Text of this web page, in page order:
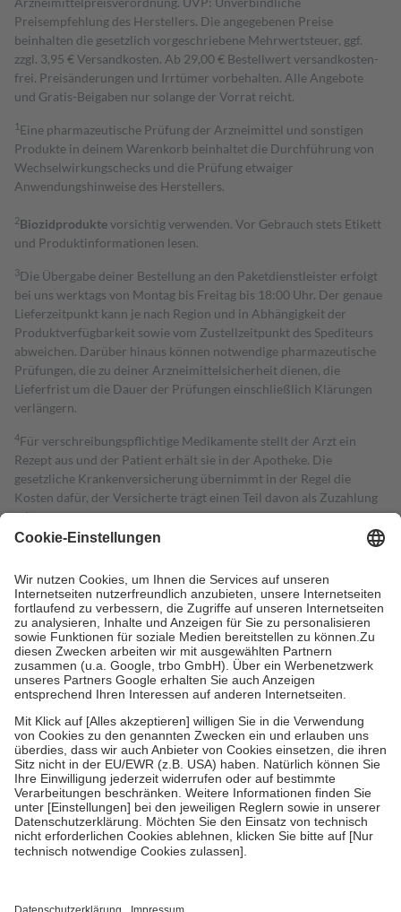
Preisempfehlung des Herstellers. Die angegebenen Preise
beinhalten die gesetzlich vorgeschriebene Mehrwertsteuer, ggf.
zzgl. 3,95 € Versandkosten. Ab 29,00 € Bestell­wert versand­kosten­
frei. Preisänderungen und Irrtümer vorbehalten. Alle Angebote
und Gratis-Beigaben nur solange der Vorrat reicht.
1 Eine pharmazeutische Prüfung der Arzneimittel und sonstigen
Produkte in deinem Warenkorb beinhaltet die Durchführung von
Wechselwirkungschecks und die Prüfung etwaiger
Anwendungshinweise des Herstellers.
2Biozidproduktevorsichtig verwenden. Vor Gebrauch stets Etikett
und Produktinformationen lesen.
3Die Übergabe deiner Bestellung an den Paketdienstleister erfolgt
bei uns werktags von Montag bis Freitag bis 18:00 Uhr. Der genaue
Lieferzeitpunkt kann je nach Region und in Abhängigkeit der
Produktverfügbarkeit sowie vom Zustellzeitpunkt des Spediteurs
abweichen. Darüber hinaus können notwendige pharmazeutische
Prüfungen, die zu deiner Arzneimittelsicherheit dienen, die
Lieferfrist um die Dauer der Prüfungen einschließlich Klärungen
verlängern.
4Für verschreibungspflichtige Medikamente stellt der Arzt ein
Rezept aus und der Patient erhält sie in der Apotheke. Die
gesetzliche Krankenversicherung übernimmt in der Regel die
Kosten dafür, der Versicherte trägt einen Teil davon als Zuzahlung
mit.
Grundsätzlich leisten Mitglieder Zuzahlungen in Höhe von zehn
höchstens zehn Euro.
Es sind jedoch nie mehr als die tatsächlichen
Kosten der Leistung zu entrichten.
Diese Regeln gelten grundsätzlich auch für Online-Apotheken.
Bei Heilmitteln und häuslicher Krankenpflege beträgt die
Zuzahlung zehn Prozent der Kosten sowie zehn Euro je
Verordnung.
Um das Engagement der Versicherten für ihre eigene Gesundheit zu
stärken und die besondere Stellung der Familie zu unterstützen,
fallenkeine Zuzahlungenan bei:
• Kindern und Jugendlichen bis zum vollendeten 18. Lebensjahr
mit Ausnahme der Fahrkosten
• Untersuchungen zur Vorsorge und Früherkennung, die von der
GKV getragen werden
• empfohlenen Schutzimpfungen
• Harn- und Blutteststreifen
getroffen, um sicherzustellen, dass es sich um echte Bewertungen